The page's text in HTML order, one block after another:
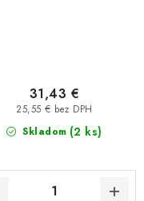
Skladom (2 ks)
25,55 € bez DPH
31,43 €